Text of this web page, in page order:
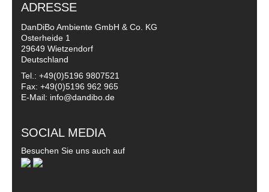
ADRESSE
DanDiBo Ambiente GmbH & Co. KG
Osterheide 1
29649 Wietzendorf
Deutschland
Tel.: +49(0)5196 9807521
Fax: +49(0)5196 962 965
E-Mail: info@dandibo.de
SOCIAL MEDIA
Besuchen Sie uns auch auf